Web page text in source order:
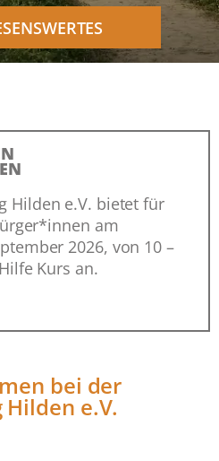
Hilden e.V. bietet für
am
2026, von 10 –
Kurs an.
bei der
e.V.